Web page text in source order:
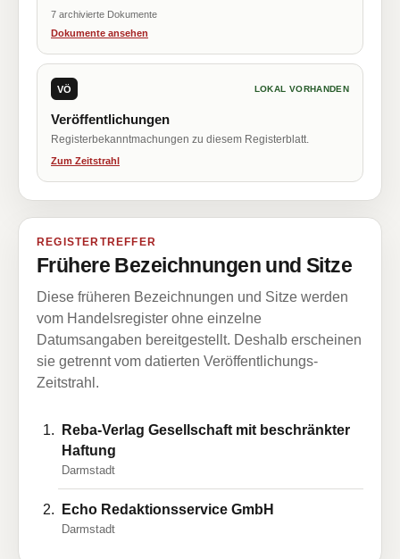
7 archivierte Dokumente
Dokumente ansehen
VÖ LOKAL VORHANDEN
Veröffentlichungen
Registerbekanntmachungen zu diesem Registerblatt.
Zum Zeitstrahl
REGISTERTREFFER
Frühere Bezeichnungen und Sitze
Diese früheren Bezeichnungen und Sitze werden
vom Handelsregister ohne einzelne
Datumsangaben bereitgestellt. Deshalb erscheinen
sie getrennt vom datierten Veröffentlichungs-
Zeitstrahl.
Reba-Verlag Gesellschaft mit beschränkter
Haftung
Darmstadt
Echo Redaktionsservice GmbH
Darmstadt